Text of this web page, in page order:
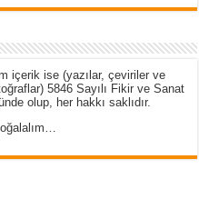
içerik ise (yazılar, çeviriler ve
5846 Sayılı Fikir ve Sanat
olup, her hakkı saklıdır.